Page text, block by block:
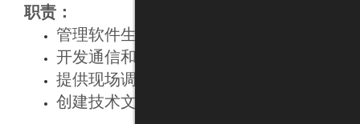
职责：
管理软件生命周期
开发通信和协议
提供现场调试支持
创建技术文档/手册